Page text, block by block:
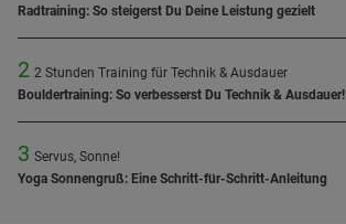
Radtraining: So steigerst Du Deine Leistung gezielt
2 2 Stunden Training für Technik & Ausdauer
Bouldertraining: So verbesserst Du Technik & Ausdauer!
3 Servus, Sonne!
Yoga Sonnengruß: Eine Schritt-für-Schritt-Anleitung